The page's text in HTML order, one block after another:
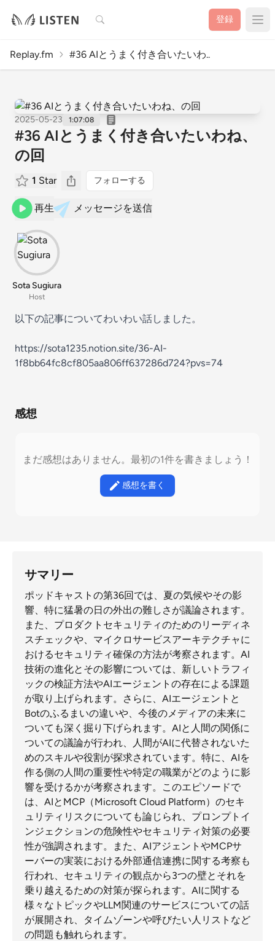
検索 登録
Replay.fm #36 AIとうまく付き合いたいわ..
2025-05-23 1:07:08
#36 AIとうまく付き合いたいわね、
の回
1 Star フォローする
再生 メッセージを送信
Sota Sugiura
Host
以下の記事についてわいわい話しました。
https://sota1235.notion.site/36-AI-
1f8bb64fc8cf805aa806ff637286d724?pvs=74
感想
まだ感想はありません。最初の1件を書きましょう！
感想を書く
サマリー
ポッドキャストの第36回では、夏の気候やその影
響、特に猛暑の日の外出の難しさが議論されます。
また、プロダクトセキュリティのためのリーディネ
スチェックや、マイクロサービスアーキテクチャに
おけるセキュリティ確保の方法が考察されます。AI
技術の進化とその影響については、新しいトラフィ
ックの検証方法やAIエージェントの存在による課題
が取り上げられます。さらに、AIエージェントと
Botのふるまいの違いや、今後のメディアの未来に
ついても深く掘り下げられます。AIと人間の関係に
ついての議論が行われ、人間がAIに代替されないた
めのスキルや役割が探求されています。特に、AIを
作る側の人間の重要性や特定の職業がどのように影
響を受けるかが考察されます。このエピソードで
は、AIとMCP（Microsoft Cloud Platform）のセキ
ュリティリスクについても論じられ、プロンプトイ
ンジェクションの危険性やセキュリティ対策の必要
性が強調されます。また、AIアジェントやMCPサ
ーバーの実装における外部通信連携に関する考察も
行われ、セキュリティの観点から3つの壁とそれを
乗り越えるための対策が探られます。AIに関する
様々なトピックやLLM関連のサービスについての話
が展開され、タイムゾーンや呼びたい人リストなど
の問題も触れられます。